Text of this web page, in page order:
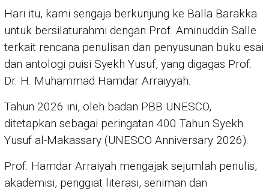
Hari itu, kami sengaja berkunjung ke Balla Barakka
untuk bersilaturahmi dengan Prof. Aminuddin Salle
terkait rencana penulisan dan penyusunan buku esai
dan antologi puisi Syekh Yusuf, yang digagas Prof.
Dr. H. Muhammad Hamdar Arraiyyah.
Tahun 2026 ini, oleh badan PBB UNESCO,
ditetapkan sebagai peringatan 400 Tahun Syekh
Yusuf al-Makassary (UNESCO Anniversary 2026).
Prof. Hamdar Arraiyah mengajak sejumlah penulis,
akademisi, penggiat literasi, seniman dan